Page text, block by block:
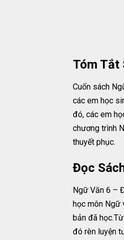
Tóm Tắt
Cuốn sách
các em học
đó, các em
chương trình
thuyết phục.
Đọc
Ngữ Văn 6 –
học môn Ngữ
bản đã
đó rèn luyện